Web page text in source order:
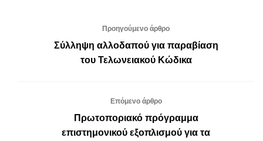
Προηγούμενο άρθρο
Σύλληψη αλλοδαπού για παραβίαση
του Τελωνειακού Κώδικα
Επόμενο άρθρο
Πρωτοποριακό πρόγραμμα
επιστημονικού εξοπλισμού για τα